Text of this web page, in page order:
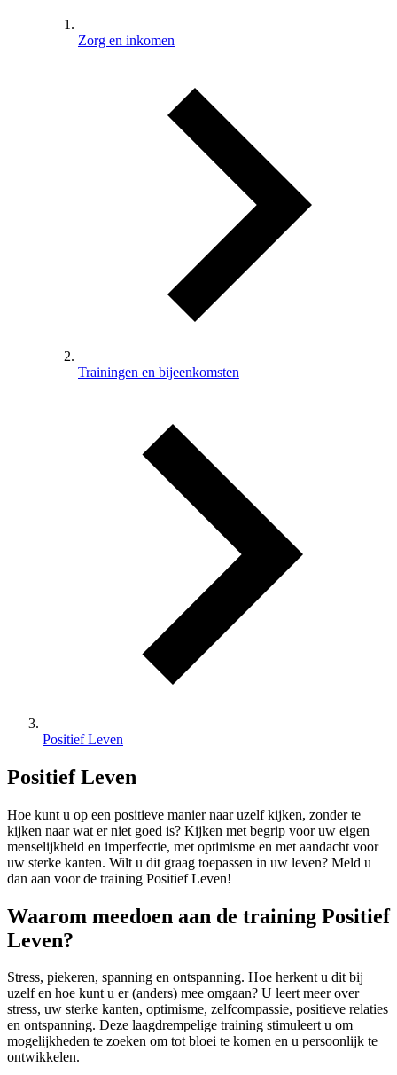
Zorg en inkomen
Trainingen en bijeenkomsten
Positief Leven
Positief Leven
Hoe kunt u op een positieve manier naar uzelf kijken, zonder te
kijken naar wat er niet goed is? Kijken met begrip voor uw eigen
menselijkheid en imperfectie, met optimisme en met aandacht voor
uw sterke kanten. Wilt u dit graag toepassen in uw leven? Meld u
dan aan voor de training Positief Leven!
Waarom meedoen aan de training Positief
Leven?
Stress, piekeren, spanning en ontspanning. Hoe herkent u dit bij
uzelf en hoe kunt u er (anders) mee omgaan? U leert meer over
stress, uw sterke kanten, optimisme, zelfcompassie, positieve relaties
en ontspanning. Deze laagdrempelige training stimuleert u om
mogelijkheden te zoeken om tot bloei te komen en u persoonlijk te
ontwikkelen.